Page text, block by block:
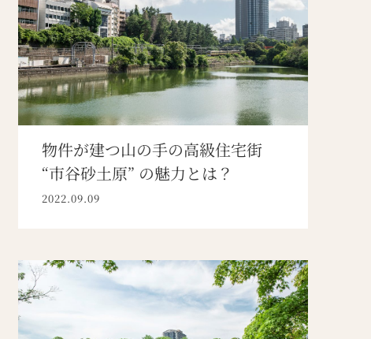
物件が建つ山の手の高級住宅街
“市谷砂土原” の魅力とは？
2022.09.09